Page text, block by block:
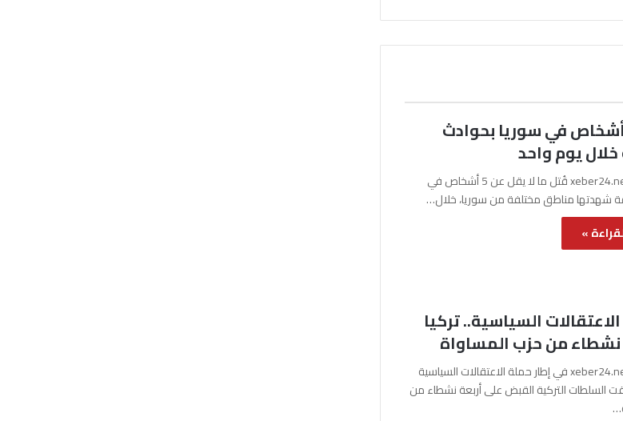
5 أشخاص في سوريا بحوادث
يوم واحد
آفرين علو ـ xeber24.net قُتل ما لا يقل عن 5 أشخاص في
شهدتها مناطق مختلفة من سوريا، خلال…
»
السياسية.. تركيا
آفرين علو ـ xeber24.net في إطار حملة الاعتقالات السياسية
السلطات التركية القبض على أربعة نشطاء من